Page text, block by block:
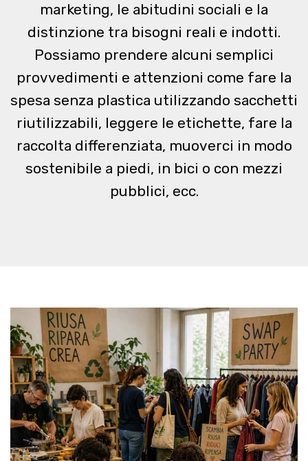
marketing, le abitudini sociali e la
distinzione tra bisogni reali e indotti.
Possiamo prendere alcuni semplici
provvedimenti e attenzioni come fare la
spesa senza plastica utilizzando sacchetti
riutilizzabili, leggere le etichette, fare la
raccolta differenziata, muoverci in modo
sostenibile a piedi, in bici o con mezzi
pubblici, ecc.